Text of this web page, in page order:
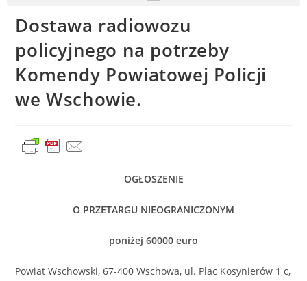
Dostawa radiowozu
policyjnego na potrzeby
Komendy Powiatowej Policji
we Wschowie.
OGŁOSZENIE
O PRZETARGU NIEOGRANICZONYM
poniżej 60000 euro
Powiat Wschowski, 67-400 Wschowa, ul. Plac Kosynierów 1 c,